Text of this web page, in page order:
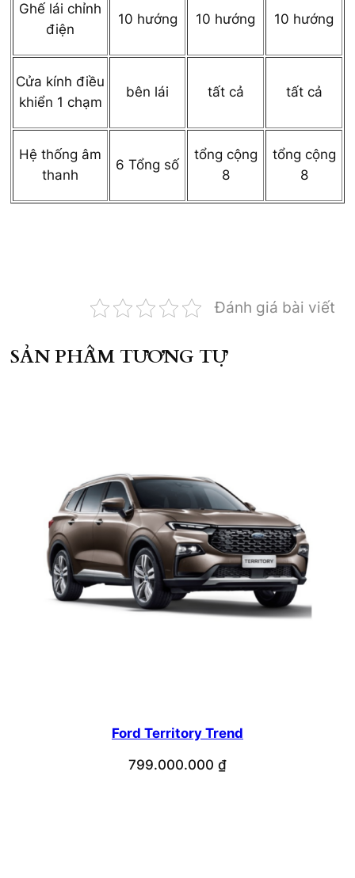
Ghế lái chỉnh
điện
10 hướng 10 hướng 10 hướng
Cửa kính điều
khiển 1 chạm
bên lái tất cả tất cả
Hệ thống âm
thanh
6 Tổng số
tổng cộng
8
tổng cộng
8
Đánh giá bài viết
SẢN PHẨM TƯƠNG TỰ
Ford Territory Trend
799.000.000 ₫